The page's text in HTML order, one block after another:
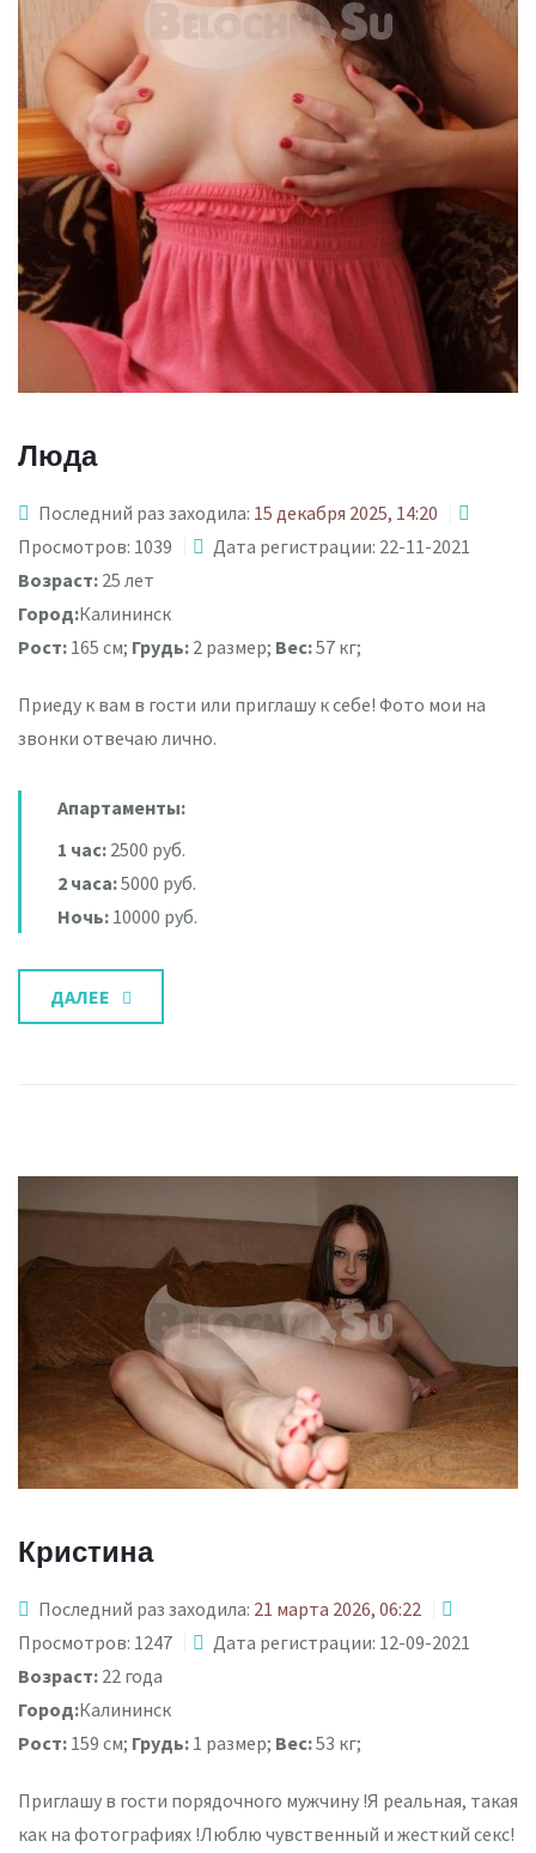
Люда
Последний раз заходила: 15 декабря 2025, 14:20
Просмотров: 1039
Дата регистрации: 22-11-2021
Возраст: 25 лет
Город:Калининск
Рост: 165 см; Грудь: 2 размер; Вес:57 кг;
Приеду к вам в гости или приглашу к себе! Фото мои на
звонки отвечаю лично.
Апартаменты:
1 час: 2500 руб.
2 часа:5000 руб.
Ночь: 10000 руб.
ДАЛЕЕ
Кристина
Последний раз заходила: 21 марта 2026, 06:22
Просмотров: 1247
Дата регистрации: 12-09-2021
Возраст: 22 года
Город:Калининск
Рост: 159 см; Грудь: 1 размер; Вес:53 кг;
Приглашу в гости порядочного мужчину !Я реальная, такая
как на фотографиях !Люблю чувственный и жесткий секс!